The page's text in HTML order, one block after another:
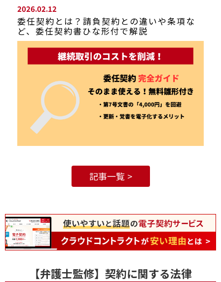
2026.02.12
委任契約とは？請負契約との違いや条項な
ど、委任契約書ひな形付で解説
記事一覧
【弁護士監修】契約に関する法律